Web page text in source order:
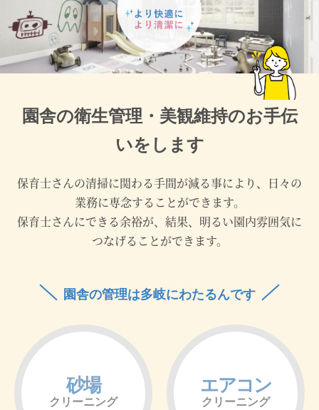
園舎の衛生管理・美観維持のお手伝
いをします
保育士さんの清掃に関わる手間が減る事により、日々の
業務に専念することができます。
保育士さんにできる余裕が、結果、明るい園内雰囲気に
つなげることができます。
園舎の管理は多岐にわたるんです
砂場
クリーニング
エアコン
クリーニング